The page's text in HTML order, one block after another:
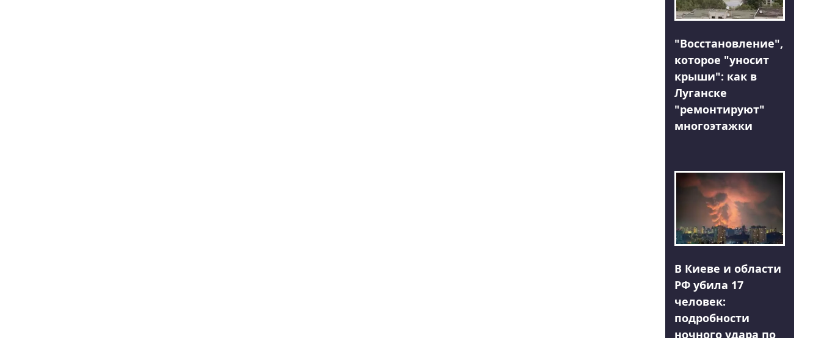
"Восстановление",
которое "уносит
крыши": как в
Луганске
"ремонтируют"
многоэтажки
В Киеве и области
РФ убила 17
человек:
подробности
ночного удара по